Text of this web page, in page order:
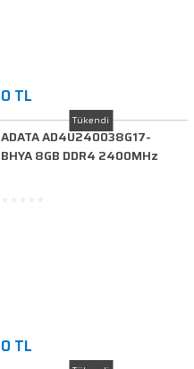
0 TL
Tükendi
ADATA AD4U240038G17-
BHYA 8GB DDR4 2400MHz
0 TL